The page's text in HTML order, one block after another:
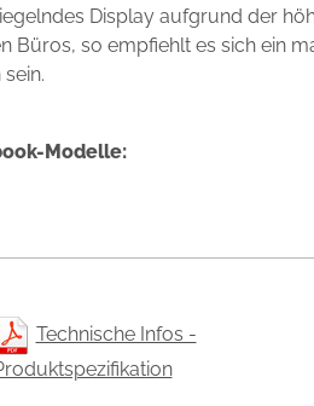
Display aufgrund der
Büros, so empfiehlt es sich ein
Modelle:
Technische Infos -